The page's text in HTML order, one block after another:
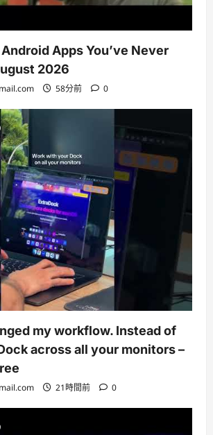
Android Apps You’ve Never
2026
58分前 0
my workflow. Instead of
across all your monitors –
21時間前 0